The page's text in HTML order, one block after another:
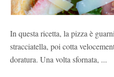
In questa ricetta, la pizza è
stracciatella, poi cotta
doratura. Una volta sfornata, ...